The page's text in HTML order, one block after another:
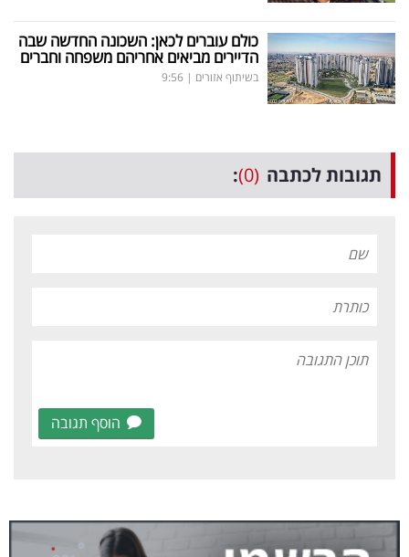
כולם עוברים לכאן: השכונה החדשה שבה
הדיירים מביאים אחריהם משפחה וחברים
בשיתוף אזורים |
9:56
תגובות לכתבה (0)
:
הוסף תגובה